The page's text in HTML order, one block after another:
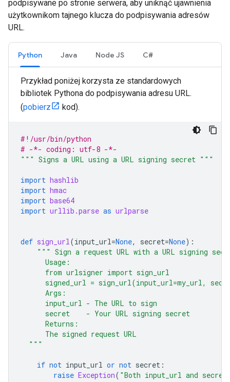
podpisywane po stronie serwera, aby uniknąć ujawnienia
użytkownikom tajnego klucza do podpisywania adresów
URL.
Python Java Node JS C#
Przykład poniżej korzysta ze standardowych
bibliotek Pythona do podpisywania adresu URL.
(pobierz kod).
#!/usr/bin/python
# -*- coding: utf-8 -*-
""" Signs a URL using a URL signing secret """
import hashlib
import hmac
import base64
import urllib.parse as urlparse
def sign_url(input_url=None, secret=None):
""" Sign a request URL with a URL signing
      Usage:
      from urlsigner import sign_url
signed_url = sign_url(input_url=my_url,
      Args:
      input_url - The URL to sign
      secret    - Your URL signing secret
      Returns:
      The signed request URL
  """
if not input_url or not secret :
raise Exception( "Both input_url and